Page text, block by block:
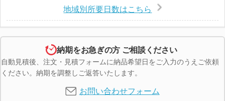
地域別所要日数はこちら
納期をお急ぎの方 ご相談ください
自動見積後、注文・見積フォームに納品希望日をご入力のうえご依頼
ください。納期を調整しご返答いたします。
お問い合わせフォーム